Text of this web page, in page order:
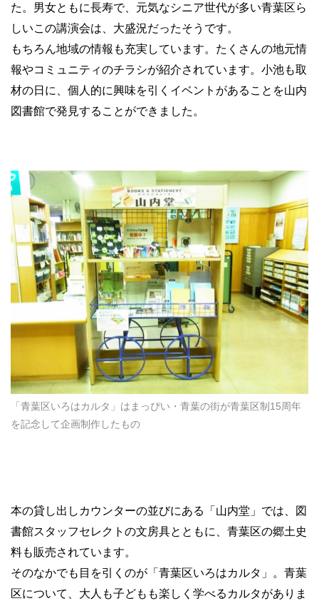
た。男女ともに長寿で、元気なシニア世代が多い青葉区ら
しいこの講演会は、大盛況だったそうです。
もちろん地域の情報も充実しています。たくさんの地元情
報やコミュニティのチラシが紹介されています。小池も取
材の日に、個人的に興味を引くイベントがあることを山内
図書館で発見することができました。
「青葉区いろはカルタ」はまっぴい・青葉の街が青葉区制15周年
を記念して企画制作したもの
本の貸し出しカウンターの並びにある「山内堂」では、図
書館スタッフセレクトの文房具とともに、青葉区の郷土史
料も販売されています。
そのなかでも目を引くのが「青葉区いろはカルタ」。青葉
区について、大人も子どもも楽しく学べるカルタがありま